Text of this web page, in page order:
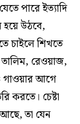
পারে ইত্যাদি
হয়ে উঠবে,
চাইলে শিখতে
রেওয়াজ,
গাওয়ার আগে
করতে। চেষ্টা
তা যেন